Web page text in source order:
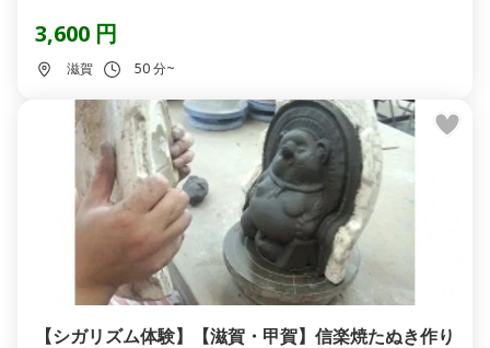
3,600 円
滋賀 50 分~
【シガリズム体験】【滋賀・甲賀】信楽焼たぬき作り